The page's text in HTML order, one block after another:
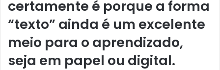
certamente é porque a forma
“texto” ainda é um excelente
meio para o aprendizado,
seja em papel ou digital.